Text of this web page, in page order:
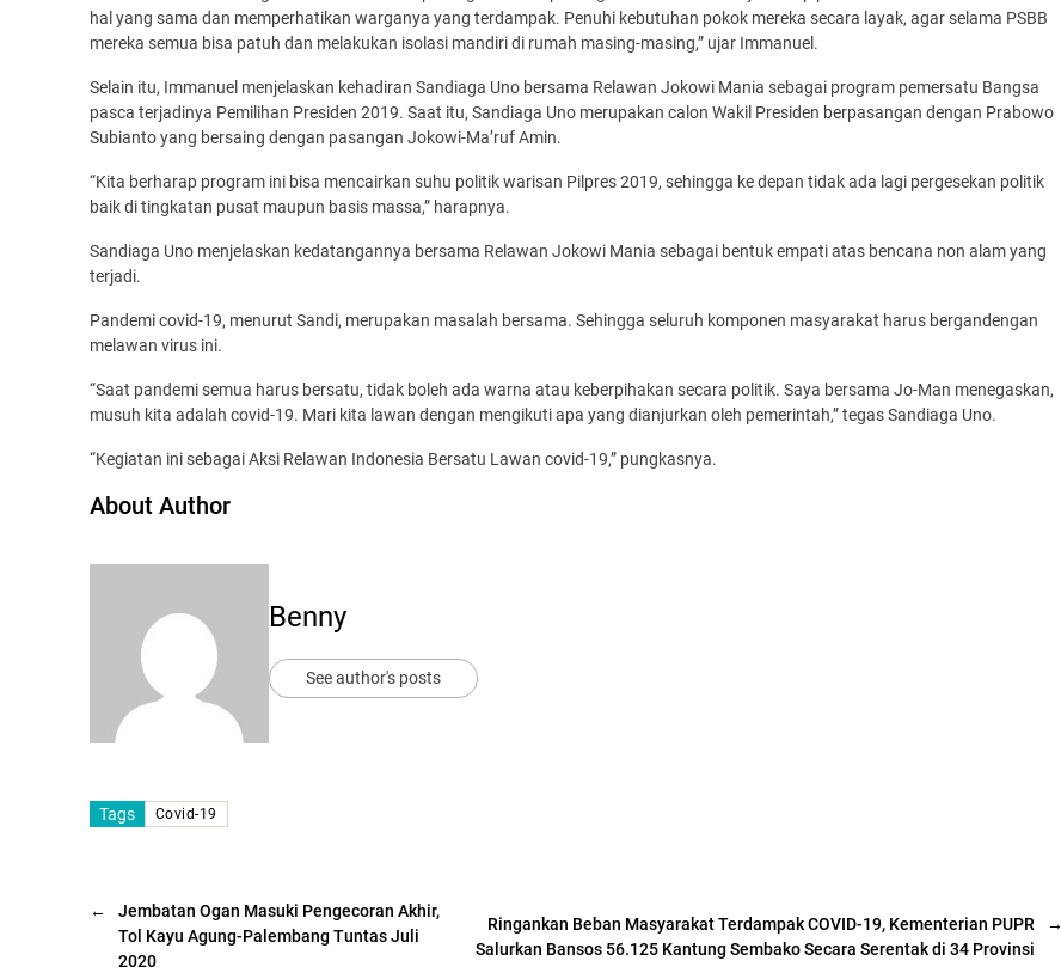
hal yang sama dan memperhatikan warganya yang terdampak. Penuhi kebutuhan pokok mereka secara layak, agar selama PSBB
mereka semua bisa patuh dan melakukan isolasi mandiri di rumah masing-masing,” ujar Immanuel.
Selain itu, Immanuel menjelaskan kehadiran Sandiaga Uno bersama Relawan Jokowi Mania sebagai program pemersatu Bangsa
pasca terjadinya Pemilihan Presiden 2019. Saat itu, Sandiaga Uno merupakan calon Wakil Presiden berpasangan dengan Prabowo
Subianto yang bersaing dengan pasangan Jokowi-Ma’ruf Amin.
“Kita berharap program ini bisa mencairkan suhu politik warisan Pilpres 2019, sehingga ke depan tidak ada lagi pergesekan politik
baik di tingkatan pusat maupun basis massa,” harapnya.
Sandiaga Uno menjelaskan kedatangannya bersama Relawan Jokowi Mania sebagai bentuk empati atas bencana non alam yang
terjadi.
Pandemi covid-19, menurut Sandi, merupakan masalah bersama. Sehingga seluruh komponen masyarakat harus bergandengan
melawan virus ini.
“Saat pandemi semua harus bersatu, tidak boleh ada warna atau keberpihakan secara politik. Saya bersama Jo-Man menegaskan,
musuh kita adalah covid-19. Mari kita lawan dengan mengikuti apa yang dianjurkan oleh pemerintah,” tegas Sandiaga Uno.
“Kegiatan ini sebagai Aksi Relawan Indonesia Bersatu Lawan covid-19,” pungkasnya.
About Author
Benny
See author's posts
Tags Covid-19
←
Jembatan Ogan Masuki Pengecoran Akhir,
Tol Kayu Agung-Palembang Tuntas Juli
2020
→
Ringankan Beban Masyarakat Terdampak COVID-19, Kementerian PUPR
Salurkan Bansos 56.125 Kantung Sembako Secara Serentak di 34 Provinsi